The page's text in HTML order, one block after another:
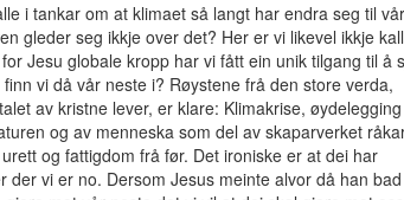
i tankar om at klimaet så langt har endra seg til vår
gleder seg ikkje over det? Her er vi likevel ikkje
Jesu globale kropp har vi fått ein unik tilgang til å
vi då vår neste i? Røystene frå den store verda,
av kristne lever, er klare: Klimakrise, øydelegging
og av menneska som del av skaparverket
og fattigdom frå før. Det ironiske er at dei har
der vi er no. Dersom Jesus meinte alvor då han